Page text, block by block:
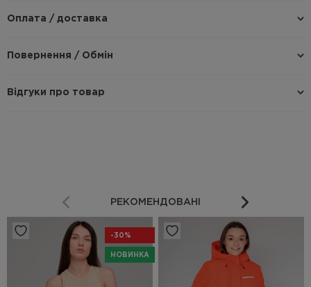
Оплата / доставка
Повернення / Обмін
Відгуки про товар
РЕКОМЕНДОВАНІ
-30%
НОВИНКА